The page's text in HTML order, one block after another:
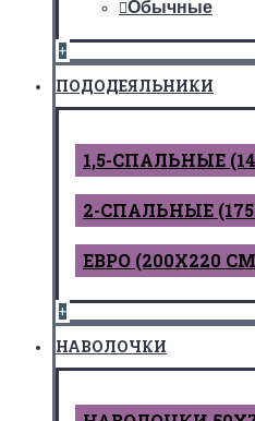
Обычные
+
ПОДОДЕЯЛЬНИКИ
1,5-СПАЛЬНЫЕ
2-СПАЛЬНЫЕ
ЕВРО (200Х220
+
НАВОЛОЧКИ